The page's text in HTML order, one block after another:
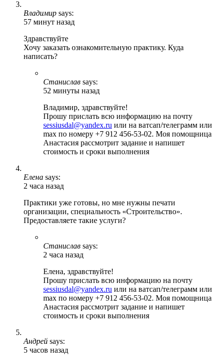
Владимир says:
57 минут назад
Здравствуйте
Хочу заказать ознакомительную практику. Куда
написать?
Станислав says:
52 минуты назад
Владимир, здравствуйте!
Прошу прислать всю информацию на почту
sessiusdal@yandex.ru или на ватсап/телеграмм или
max по номеру +7 912 456-53-02. Моя помощница
Анастасия рассмотрит задание и напишет
стоимость и сроки выполнения
Елена says:
2 часа назад
Практики уже готовы, но мне нужны печати
организации, специальность «Строительство».
Предоставляете такие услуги?
Станислав says:
2 часа назад
Елена, здравствуйте!
Прошу прислать всю информацию на почту
sessiusdal@yandex.ru или на ватсап/телеграмм или
max по номеру +7 912 456-53-02. Моя помощница
Анастасия рассмотрит задание и напишет
стоимость и сроки выполнения
Андрей says:
5 часов назад